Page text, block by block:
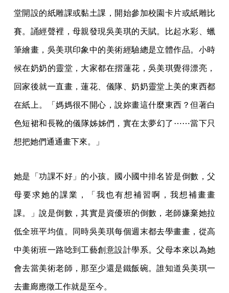
堂開設的紙雕課或黏土課，開始參加校園卡片或紙雕比
賽。誦經聲裡，母親發現吳美琪的天賦。比起水彩、蠟
筆繪畫，吳美琪印象中的美術經驗總是立體作品。小時
候在奶奶的靈堂，大家都在摺蓮花，吳美琪覺得漂亮，
回家後就一直畫，蓮花、儀隊、奶奶靈堂上美的東西都
在紙上。「媽媽很不開心，說妳畫這什麼東西？但著白
色短裙和長靴的儀隊姊姊們，實在太夢幻了⋯⋯當下只
想把她們通通畫下來。」
她是「功課不好」的小孩。國小國中排名皆是倒數，父
母要求她的課業，「我也有想補習啊，我想補畫畫
課。」說是倒數，其實是資優班的倒數，老師嫌棄她拉
低全班平均值。同時吳美琪每個週末都去學畫畫，從高
中美術班一路唸到工藝創意設計學系。父母本來以為她
會去當美術老師，那至少還是鐵飯碗。誰知道吳美琪一
去畫廊應徵工作就是至今。